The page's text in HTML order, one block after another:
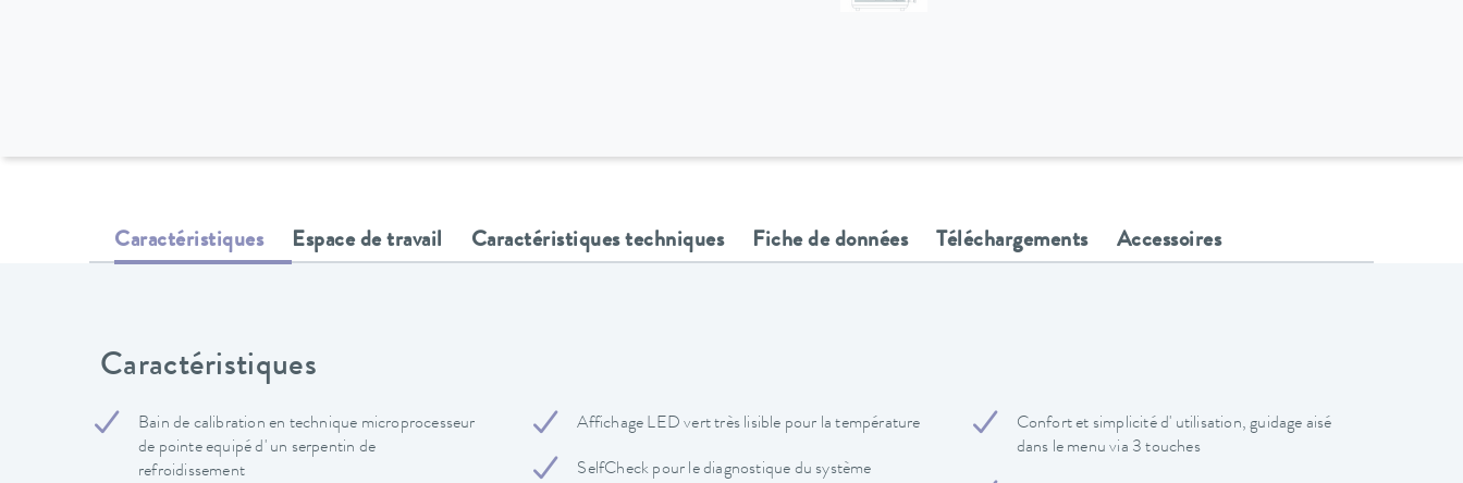
Caractéristiques Espace de travail Caractéristiques techniques Fiche de données Téléchargements Accessoires
Caractéristiques
Bain de calibration en technique microprocesseur
de pointe equipé d' un serpentin de
refroidissement
Affichage LED vert très lisible pour la température
SelfCheck pour le diagnostique du système
Confort et simplicité d' utilisation, guidage aisé
dans le menu via 3 touches